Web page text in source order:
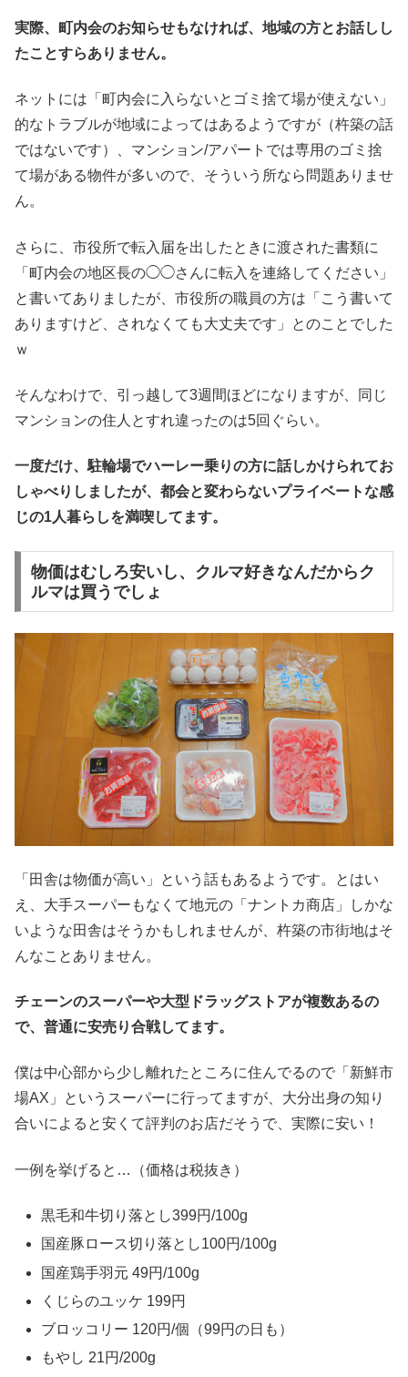
実際、町内会のお知らせもなければ、地域の方とお話しし
たことすらありません。
ネットには「町内会に入らないとゴミ捨て場が使えない」
的なトラブルが地域によってはあるようですが（杵築の話
ではないです）、マンション/アパートでは専用のゴミ捨
て場がある物件が多いので、そういう所なら問題ありませ
ん。
さらに、市役所で転入届を出したときに渡された書類に
「町内会の地区長の◯◯さんに転入を連絡してください」
と書いてありましたが、市役所の職員の方は「こう書いて
ありますけど、されなくても大丈夫です」とのことでした
ｗ
そんなわけで、引っ越して3週間ほどになりますが、同じ
マンションの住人とすれ違ったのは5回ぐらい。
一度だけ、駐輪場でハーレー乗りの方に話しかけられてお
しゃべりしましたが、都会と変わらないプライベートな感
じの1人暮らしを満喫してます。
物価はむしろ安いし、クルマ好きなんだからク
ルマは買うでしょ
「田舎は物価が高い」という話もあるようです。とはい
え、大手スーパーもなくて地元の「ナントカ商店」しかな
いような田舎はそうかもしれませんが、杵築の市街地はそ
んなことありません。
チェーンのスーパーや大型ドラッグストアが複数あるの
で、普通に安売り合戦してます。
僕は中心部から少し離れたところに住んでるので「新鮮市
場AX」というスーパーに行ってますが、大分出身の知り
合いによると安くて評判のお店だそうで、実際に安い！
一例を挙げると…（価格は税抜き）
黒毛和牛切り落とし399円/100g
国産豚ロース切り落とし100円/100g
国産鶏手羽元 49円/100g
くじらのユッケ 199円
ブロッコリー 120円/個（99円の日も）
もやし 21円/200g